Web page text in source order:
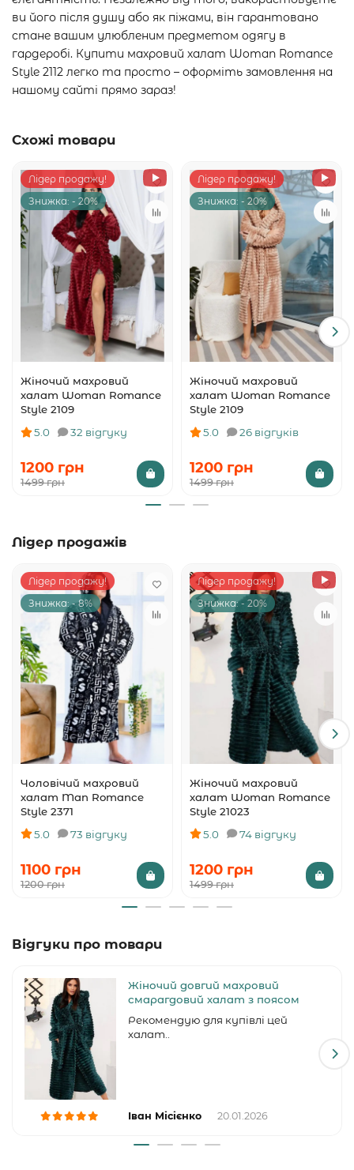
ви його після душу або як піжами, він гарантовано
стане вашим улюбленим предметом одягу в
гардеробі. Купити махровий халат Woman Romance
Style 2112 легко та просто – оформіть замовлення на
нашому сайті прямо зараз!
Схожі товари
Лідер продажу!
Знижка: - 20%
Жіночий махровий
халат Woman Romance
Style 2109
5.0
32 відгуку
1200 грн
1499 грн
Лідер продажу!
Знижка: - 20%
Жіночий махровий
халат Woman Romance
Style 2109
5.0
26 відгуків
1200 грн
1499 грн
Лідер продажів
Лідер продажу!
Знижка: - 8%
Чоловічий махровий
халат Man Romance
Style 2371
5.0
73 відгуку
1100 грн
1200 грн
Лідер продажу!
Знижка: - 20%
Жіночий махровий
халат Woman Romance
Style 21023
5.0
74 відгуку
1200 грн
1499 грн
Відгуки про товари
Жіночий довгий махровий
смарагдовий халат з поясом
Рекомендую для купівлі цей
халат..
Іван Місієнко 20.01.2026